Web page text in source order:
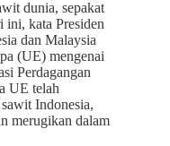
dunia, sepakat
ini, kata Presiden
dan Malaysia
(UE) mengenai
Perdagangan
UE telah
Indonesia,
merugikan dalam